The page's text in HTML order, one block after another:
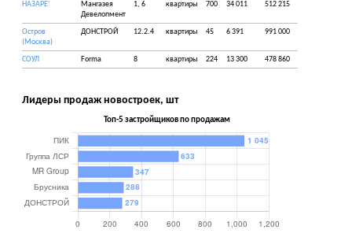
НАЗАРЕ'
Мангазея
Девелопмент
1, 6 квартиры 700 34 011 512 215
Остров
(Москва)
ДОНСТРОЙ 12.2.4 квартиры 45 6 391 991 000
СОУЛ Forma 8 квартиры 224 13 300 478 860
Лидеры продаж новостроек, шт
Топ-5 застройщиков по продажам